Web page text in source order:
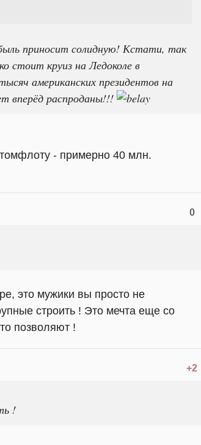
приносит солидную! Кстати, так
стоит круиз на Ледоколе в
американских президентов на
вперёд распроданы!!!
- примерно 40 млн.
0
это мужики вы просто не
строить ! Это мечта еще со
позволяют !
+2
!